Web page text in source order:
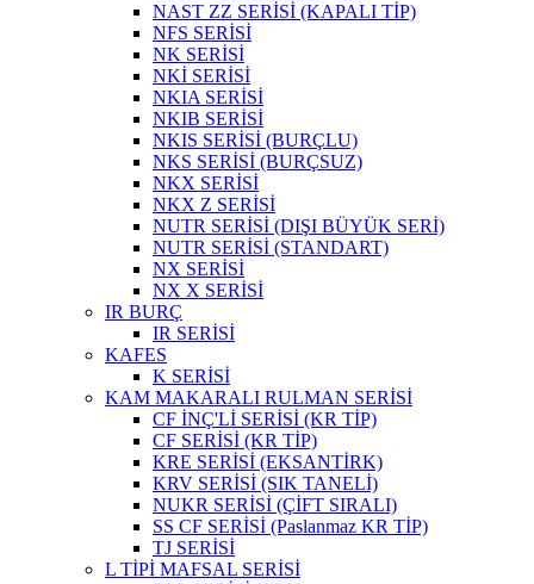
NAST ZZ SERİSİ (KAPALI TİP)
NFS SERİSİ
NK SERİSİ
NKİ SERİSİ
NKIA SERİSİ
NKIB SERİSİ
NKIS SERİSİ (BURÇLU)
NKS SERİSİ (BURÇSUZ)
NKX SERİSİ
NKX Z SERİSİ
NUTR SERİSİ (DIŞI BÜYÜK SERİ)
NUTR SERİSİ (STANDART)
NX SERİSİ
NX X SERİSİ
IR BURÇ
IR SERİSİ
KAFES
K SERİSİ
KAM MAKARALI RULMAN SERİSİ
CF İNÇ'Lİ SERİSİ (KR TİP)
CF SERİSİ (KR TİP)
KRE SERİSİ (EKSANTİRK)
KRV SERİSİ (SIK TANELİ)
NUKR SERİSİ (ÇİFT SIRALI)
SS CF SERİSİ (Paslanmaz KR TİP)
TJ SERİSİ
L TİPİ MAFSAL SERİSİ